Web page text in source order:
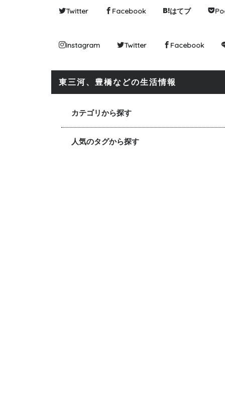
Twitter Facebook はてブ
Instagram Twitter Facebook
東三河、豊橋などの生活情報
カテゴリから探す
人気のタグから探す